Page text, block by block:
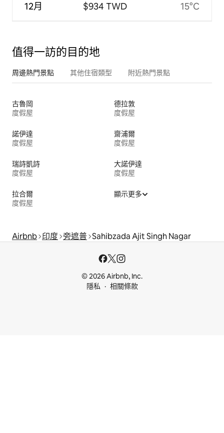
12月 $934 TWD 15°C
值得一訪的目的地
周邊熱門景點 其他住宿類型 附近熱門景點
古魯岡
度假屋
德拉敦
度假屋
諾伊達
度假屋
齋浦爾
度假屋
瑞詩凱詩
度假屋
大諾伊達
度假屋
拉合爾
度假屋
顯示更多
Airbnb 印度 旁遮普 Sahibzada Ajit Singh Nagar
© 2026 Airbnb, Inc.
隱私
相關條款